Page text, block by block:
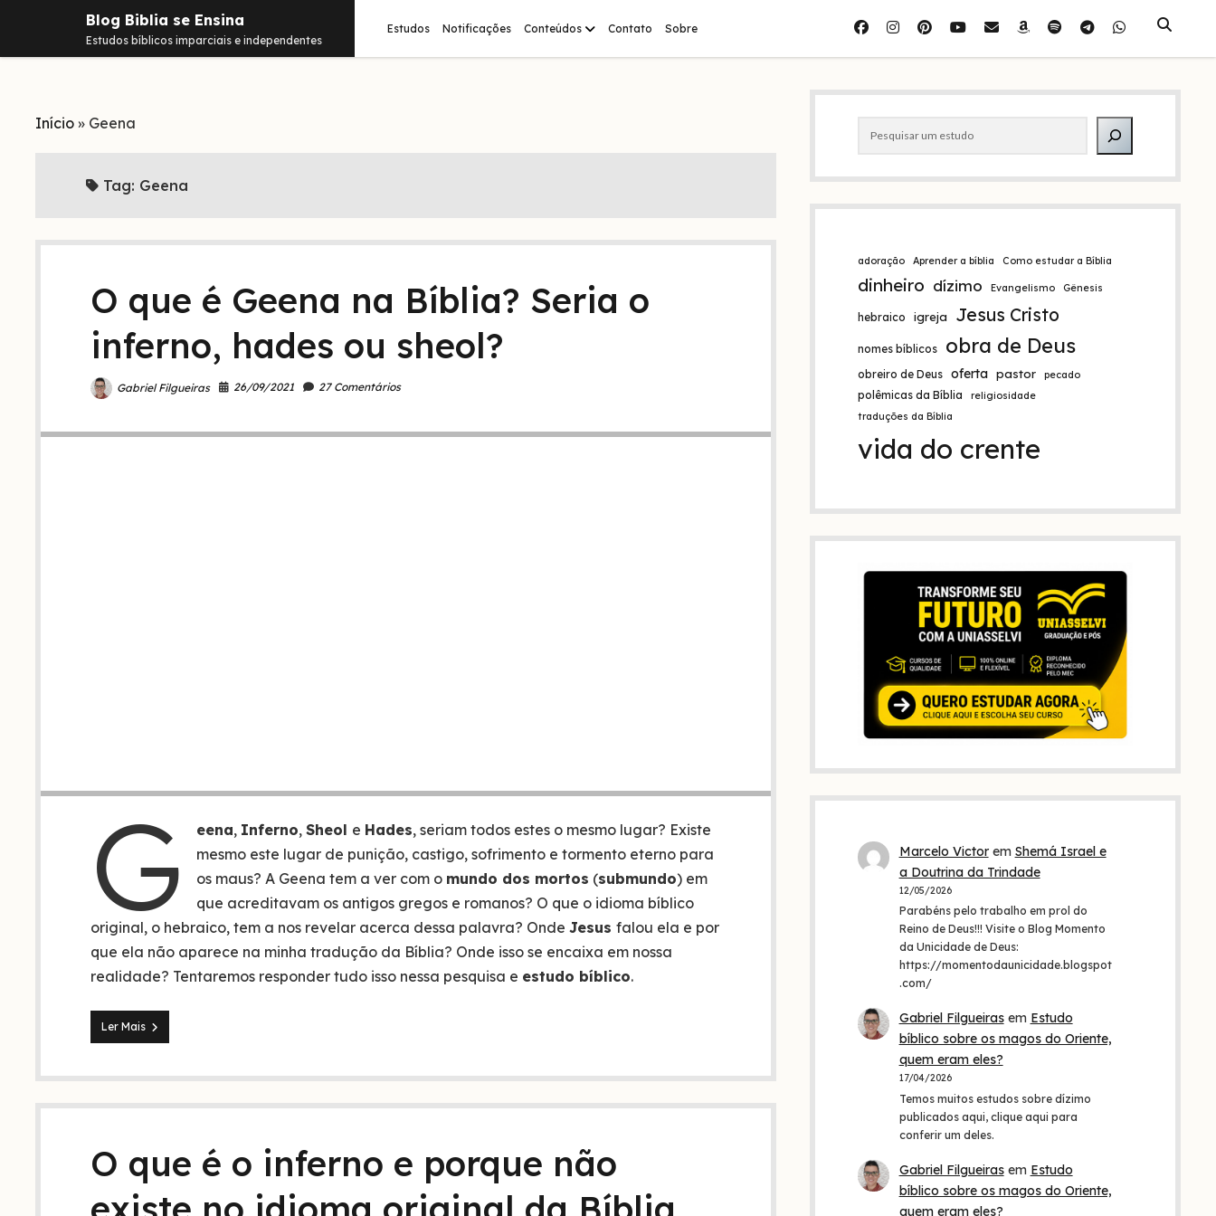
Blog Biblia se Ensina
Estudos bíblicos imparciais e independentes
Estudos Notificações Conteúdos abrirContato Sobre facebookinstagram
pinterestyoutube
e-
amazon
spotifytelegram
whatsapp
Início » Geena
Tag: Geena
O que é Geena na Bíblia? Seria o
inferno, hades ou sheol?
Gabriel Filgueiras 26/09/2021 27 Comentários
G eena, Inferno, Sheol e Hades, seriam todos estes o mesmo lugar? Existe
mesmo este lugar de punição, castigo, sofrimento e tormento eterno para
os maus? A Geena tem a ver com o mundo dos mortos (submundo) em
que acreditavam os antigos gregos e romanos? O que o idioma bíblico
original, o hebraico, tem a nos revelar acerca dessa palavra? OndeJesusfalou ela e por
que ela não aparece na minha tradução da Bíblia? Onde isso se encaixa em nossa
realidade? Tentaremos responder tudo isso nessa pesquisa e estudo bíblico.
Ler MaisO
que
Geena
Bíblia?
inferno,
hades
sheol?
O que é o inferno e porque não
Barra
lateral
adoração Aprender a bíblia Como estudar a Bíblia
dinheiro dízimo Evangelismo Gênesis
hebraico igreja Jesus Cristo
nomes bíblicos obra de Deus
obreiro de Deus oferta pastor pecado
polêmicas da Bíblia
religiosidade
traduções da Bíblia
vida do crente
Marcelo Victorem Shemá Israel e
a Doutrina da Trindade
12/05/2026
Parabéns pelo trabalho em prol do
Reino de Deus!!! Visite o Blog Momento
da Unicidade de Deus:
https://momentodaunicidade.blogspot
.com/
Gabriel Filgueirasem Estudo
bíblico sobre os magos do Oriente,
quem eram eles?
17/04/2026
Temos muitos estudos sobre dízimo
publicados aqui, clique aqui para
conferir um deles.
Gabriel Filgueirasem Estudo
bíblico sobre os magos do Oriente,
quem eram eles?